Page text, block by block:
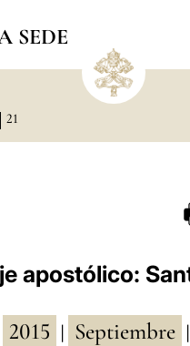
SEDE
21
apostólico:
2015 Septiembre